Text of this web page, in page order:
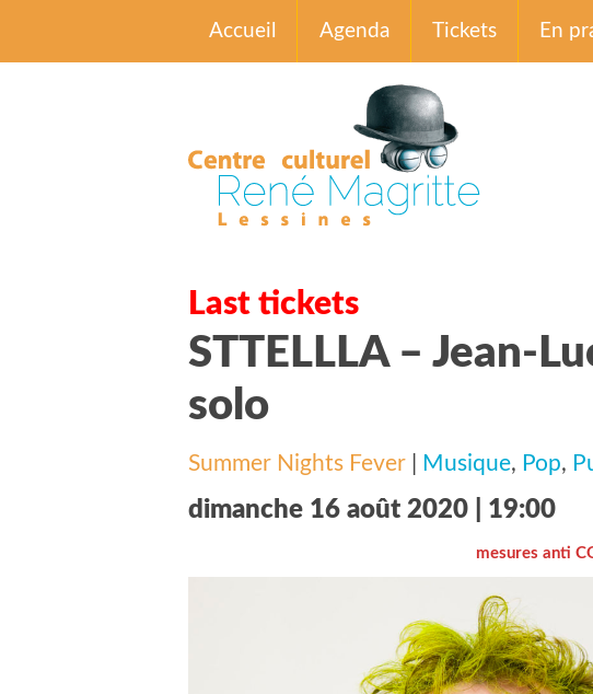
Accueil Agenda Tickets En
Last tickets
STTELLLA – Jean-
solo
Summer Nights Fever Musique, Pop,
dimanche 16 août 2020 | 19:00
mesures anti